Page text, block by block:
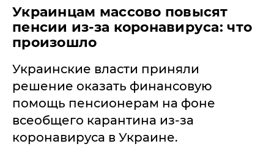
Украинцам массово повысят
пенсии из-за коронавируса: что
произошло
​Украинские власти приняли
решение оказать финансовую
помощь пенсионерам на фоне
всеобщего карантина из-за
коронавируса в Украине.